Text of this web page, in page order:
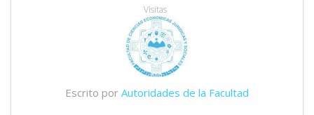
Visitas
Escrito por Autoridades de la Facultad